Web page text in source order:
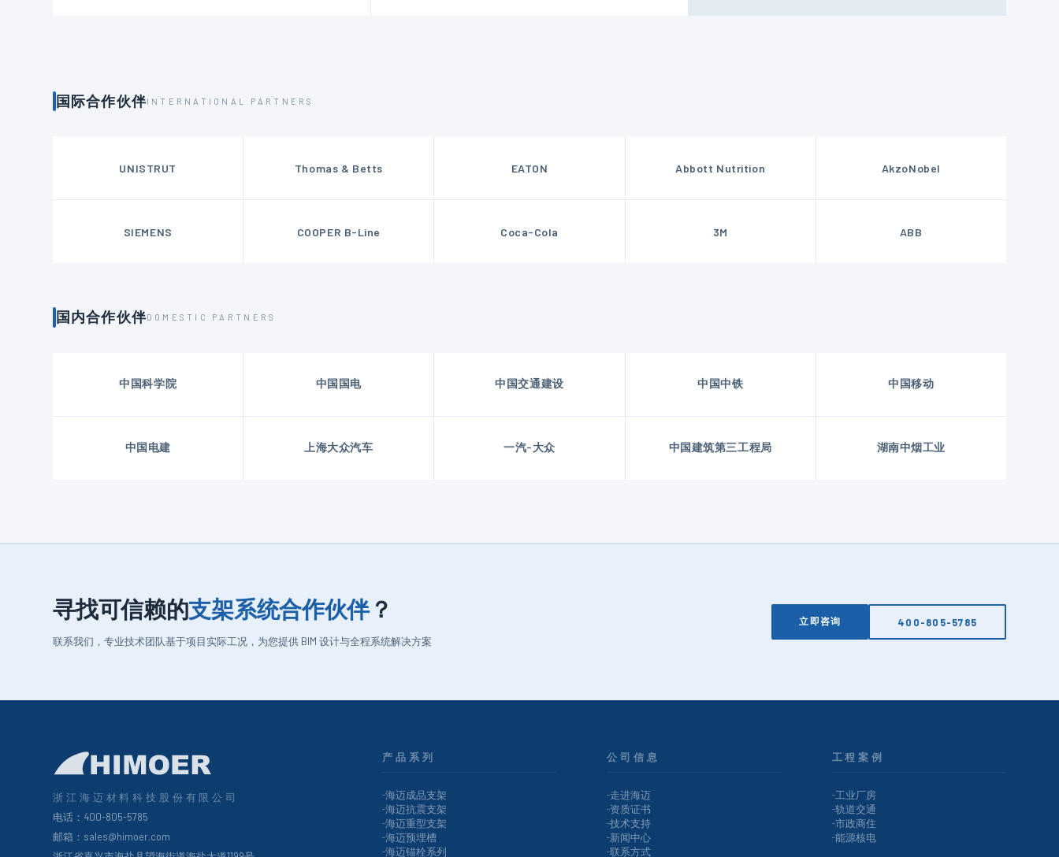
国际合作伙伴INTERNATIONAL PARTNERS
UNISTRUT Thomas & Betts EATON Abbott Nutrition AkzoNobel
SIEMENS COOPER B-Line Coca-Cola 3M ABB
国内合作伙伴DOMESTIC PARTNERS
中国科学院 中国国电 中国交通建设 中国中铁 中国移动
中国电建 上海大众汽车 一汽-大众 中国建筑第三工程局 湖南中烟工业
寻找可信赖的支架系统合作伙伴？
联系我们，专业技术团队基于项目实际工况，为您提供 BIM 设计与全程系统解决方案
立即咨询 400-805-5785
浙江海迈材料科技股份有限公司
电话：400-805-5785
邮箱：sales@himoer.com
产品系列
海迈成品支架
海迈抗震支架
海迈重型支架
海迈预埋槽
海迈锚栓系列
公司信息
走进海迈
资质证书
技术支持
新闻中心
联系方式
工程案例
工业厂房
轨道交通
市政商住
能源核电